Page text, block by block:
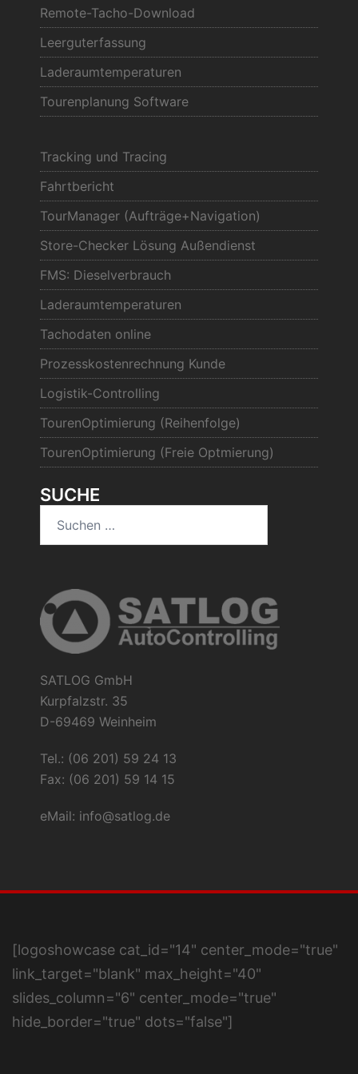
Remote-Tacho-Download
Leerguterfassung
Laderaumtemperaturen
Tourenplanung Software
Tracking und Tracing
Fahrtbericht
TourManager (Aufträge+Navigation)
Store-Checker Lösung Außendienst
FMS: Dieselverbrauch
Laderaumtemperaturen
Tachodaten online
Prozesskostenrechnung Kunde
Logistik-Controlling
TourenOptimierung (Reihenfolge)
TourenOptimierung (Freie Optmierung)
SUCHE
nach:
SATLOG GmbH
Kurpfalzstr. 35
D-69469 Weinheim
Tel.: (06 201) 59 24 13
Fax: (06 201) 59 14 15
eMail: info@satlog.de
[logoshowcase cat_id="14" center_mode="true"
link_target="blank" max_height="40"
slides_column="6" center_mode="true"
hide_border="true" dots="false"]